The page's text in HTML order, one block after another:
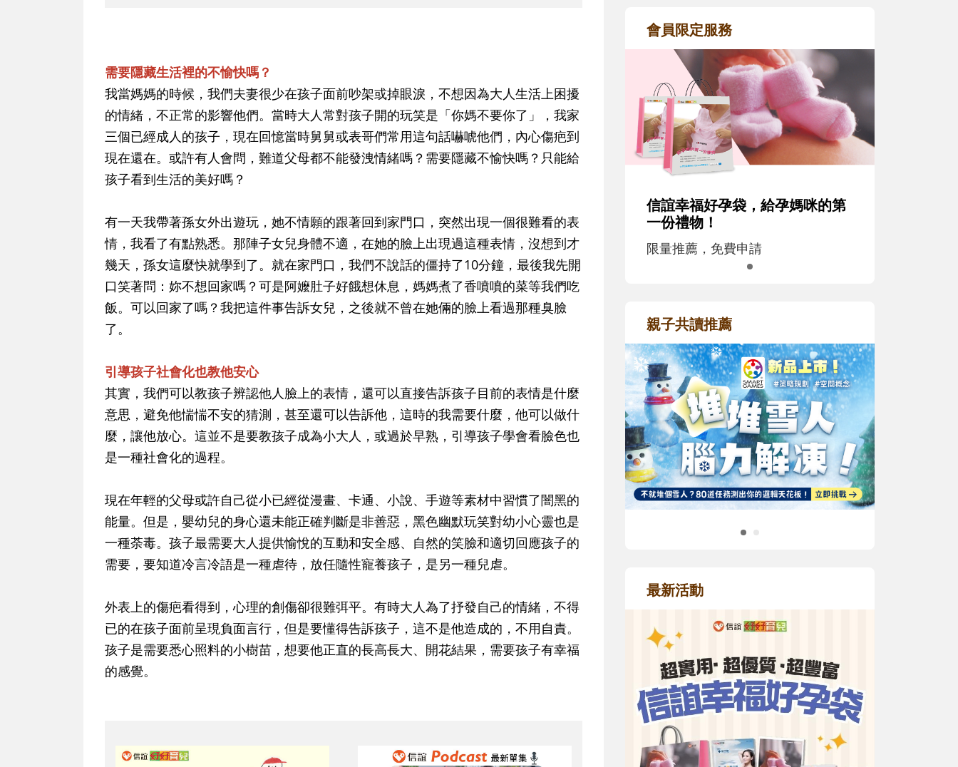
需要隱藏生活裡的不愉快嗎？
我當媽媽的時候，我們夫妻很少在孩子面前吵架或掉眼淚，不想因為大人生活上困擾
的情緒，不正常的影響他們。當時大人常對孩子開的玩笑是「你媽不要你了」，我家
三個已經成人的孩子，現在回憶當時舅舅或表哥們常用這句話嚇唬他們，內心傷疤到
現在還在。或許有人會問，難道父母都不能發洩情緒嗎？需要隱藏不愉快嗎？只能給
孩子看到生活的美好嗎？
有一天我帶著孫女外出遊玩，她不情願的跟著回到家門口，突然出現一個很難看的表
情，我看了有點熟悉。那陣子女兒身體不適，在她的臉上出現過這種表情，沒想到才
幾天，孫女這麼快就學到了。就在家門口，我們不說話的僵持了10分鐘，最後我先開
口笑著問：妳不想回家嗎？可是阿嬤肚子好餓想休息，媽媽煮了香噴噴的菜等我們吃
飯。可以回家了嗎？我把這件事告訴女兒，之後就不曾在她倆的臉上看過那種臭臉
了。
引導孩子社會化也教他安心
其實，我們可以教孩子辨認他人臉上的表情，還可以直接告訴孩子目前的表情是什麼
意思，避免他惴惴不安的猜測，甚至還可以告訴他，這時的我需要什麼，他可以做什
麼，讓他放心。這並不是要教孩子成為小大人，或過於早熟，引導孩子學會看臉色也
是一種社會化的過程。
現在年輕的父母或許自己從小已經從漫畫、卡通、小說、手遊等素材中習慣了闇黑的
能量。但是，嬰幼兒的身心還未能正確判斷是非善惡，黑色幽默玩笑對幼小心靈也是
一種荼毒。孩子最需要大人提供愉悅的互動和安全感、自然的笑臉和適切回應孩子的
需要，要知道冷言冷語是一種虐待，放任隨性寵養孩子，是另一種兒虐。
外表上的傷疤看得到，心理的創傷卻很難弭平。有時大人為了抒發自己的情緒，不得
已的在孩子面前呈現負面言行，但是要懂得告訴孩子，這不是他造成的，不用自責。
孩子是需要悉心照料的小樹苗，想要他正直的長高長大、開花結果，需要孩子有幸福
的感覺。
會員限定服務
信誼幸福好孕袋，給孕媽咪的第
一份禮物！
限量推薦，免費申請
親子共讀推薦
最新活動